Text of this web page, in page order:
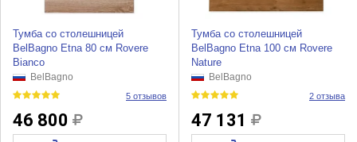
Тумба со столешницей
BelBagno Etna 80 см Rovere
Bianco
BelBagno
5 отзывов
46 800
Тумба со столешницей
BelBagno Etna 100 см Rovere
Nature
BelBagno
2 отзыва
47 131